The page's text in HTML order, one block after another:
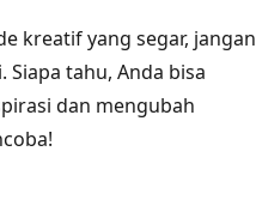
kreatif yang segar, jangan
tahu, Anda bisa
dan mengubah